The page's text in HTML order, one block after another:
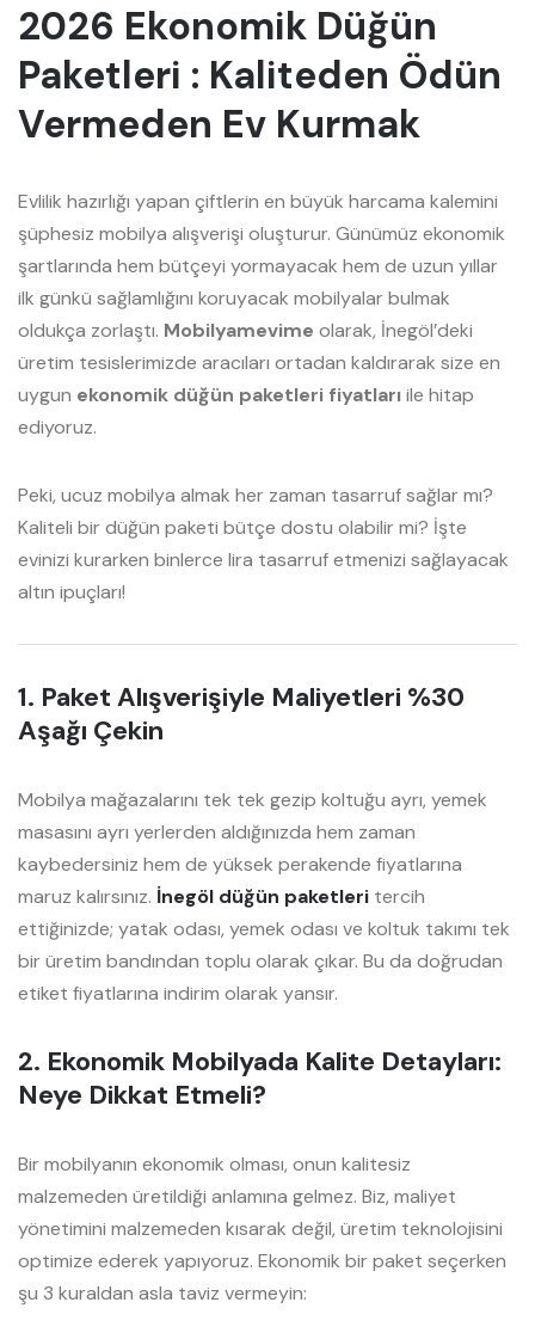
2026 Ekonomik Düğün
Paketleri : Kaliteden Ödün
Vermeden Ev Kurmak
Evlilik hazırlığı yapan çiftlerin en büyük harcama kalemini
şüphesiz mobilya alışverişi oluşturur. Günümüz ekonomik
şartlarında hem bütçeyi yormayacak hem de uzun yıllar
ilk günkü sağlamlığını koruyacak mobilyalar bulmak
oldukça zorlaştı. Mobilyamevime olarak, İnegöl’deki
üretim tesislerimizde aracıları ortadan kaldırarak size en
uygun ekonomik düğün paketleri fiyatlarıile hitap
ediyoruz.
Peki, ucuz mobilya almak her zaman tasarruf sağlar mı?
Kaliteli bir düğün paketi bütçe dostu olabilir mi? İşte
evinizi kurarken binlerce lira tasarruf etmenizi sağlayacak
altın ipuçları!
1. Paket Alışverişiyle Maliyetleri %30
Aşağı Çekin
Mobilya mağazalarını tek tek gezip koltuğu ayrı, yemek
masasını ayrı yerlerden aldığınızda hem zaman
kaybedersiniz hem de yüksek perakende fiyatlarına
maruz kalırsınız. İnegöl düğün paketleri tercih
ettiğinizde; yatak odası, yemek odası ve koltuk takımı tek
bir üretim bandından toplu olarak çıkar. Bu da doğrudan
etiket fiyatlarına indirim olarak yansır.
2. Ekonomik Mobilyada Kalite Detayları:
Neye Dikkat Etmeli?
Bir mobilyanın ekonomik olması, onun kalitesiz
malzemeden üretildiği anlamına gelmez. Biz, maliyet
yönetimini malzemeden kısarak değil, üretim teknolojisini
optimize ederek yapıyoruz. Ekonomik bir paket seçerken
şu 3 kuraldan asla taviz vermeyin: